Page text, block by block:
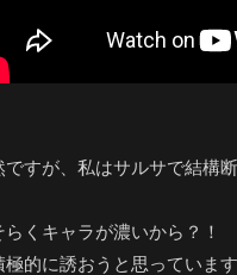
ですが、私はサルサで結構
らくキャラが濃いから？
極的に誘おうと思っていま